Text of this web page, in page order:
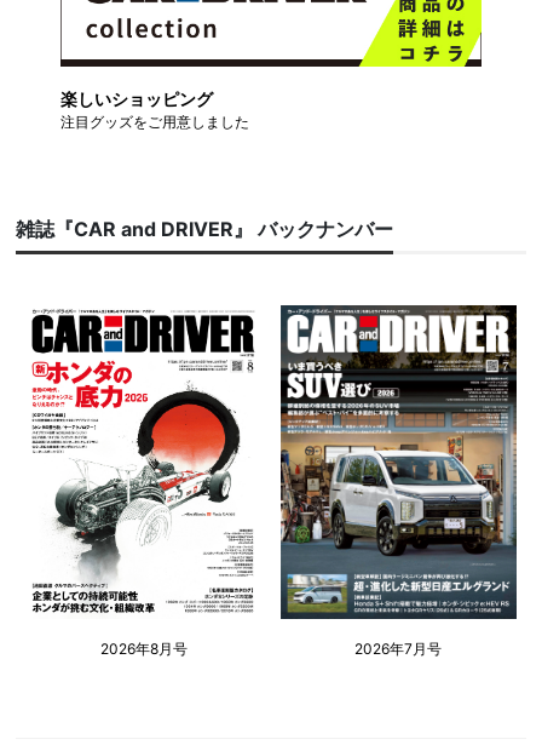
楽しいショッピング
注目グッズをご用意しました
雑誌『CAR and DRIVER』 バックナンバー
2026年8月号 2026年7月号